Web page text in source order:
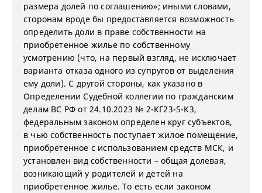
размера долей по соглашению»; иными словами,
сторонам вроде бы предоставляется возможность
определить доли в праве собственности на
приобретенное жилье по собственному
усмотрению (что, на первый взгляд, не исключает
варианта отказа одного из супругов от выделения
ему доли). С другой стороны, как указано в
Определении Судебной коллегии по гражданским
делам ВС РФ от 24.10.2023 № 2-КГ23-5-К3,
федеральным законом определен круг субъектов,
в чью собственность поступает жилое помещение,
приобретенное с использованием средств МСК, и
установлен вид собственности – общая долевая,
возникающий у родителей и детей на
приобретенное жилье. То есть если законом